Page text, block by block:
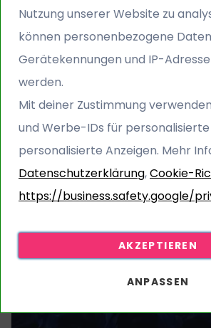
Nutzung unserer Website zu
können personenbezogene
Gerätekennungen und IP-
werden.
Mit deiner Zustimmung
und Werbe-IDs für
personalisierte Anzeigen. Mehr
Datenschutzerklärung,Cookie-
https://business.safety.google/
AKZEPTIEREN
ANPASSEN
Produkthöhe
Weichheit
Authentizität
ALLROUND SPORT BLAU